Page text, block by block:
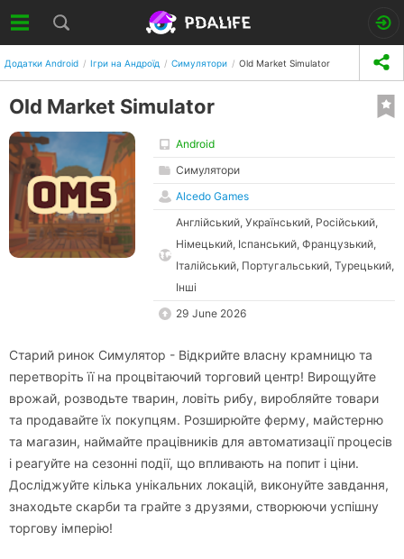
Додатки Android Ігри на Андроїд Симулятори Old Market Simulator
Old Market Simulator
Android
Симулятори
Alcedo Games
Англійський, Український, Російський,
Німецький, Іспанський, Французький,
Італійський, Португальський, Турецький,
Інші
29 June 2026
Старий ринок Симулятор - Відкрийте власну крамницю та
перетворіть її на процвітаючий торговий центр! Вирощуйте
врожай, розводьте тварин, ловіть рибу, виробляйте товари
та продавайте їх покупцям. Розширюйте ферму, майстерню
та магазин, наймайте працівників для автоматизації процесів
і реагуйте на сезонні події, що впливають на попит і ціни.
Досліджуйте кілька унікальних локацій, виконуйте завдання,
знаходьте скарби та грайте з друзями, створюючи успішну
торгову імперію!